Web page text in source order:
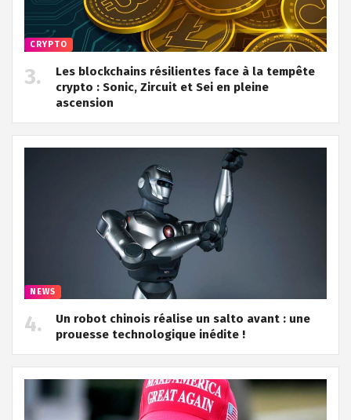
CRYPTO
Les blockchains résilientes face à la tempête
crypto : Sonic, Zircuit et Sei en pleine
ascension
NEWS
Un robot chinois réalise un salto avant : une
prouesse technologique inédite !